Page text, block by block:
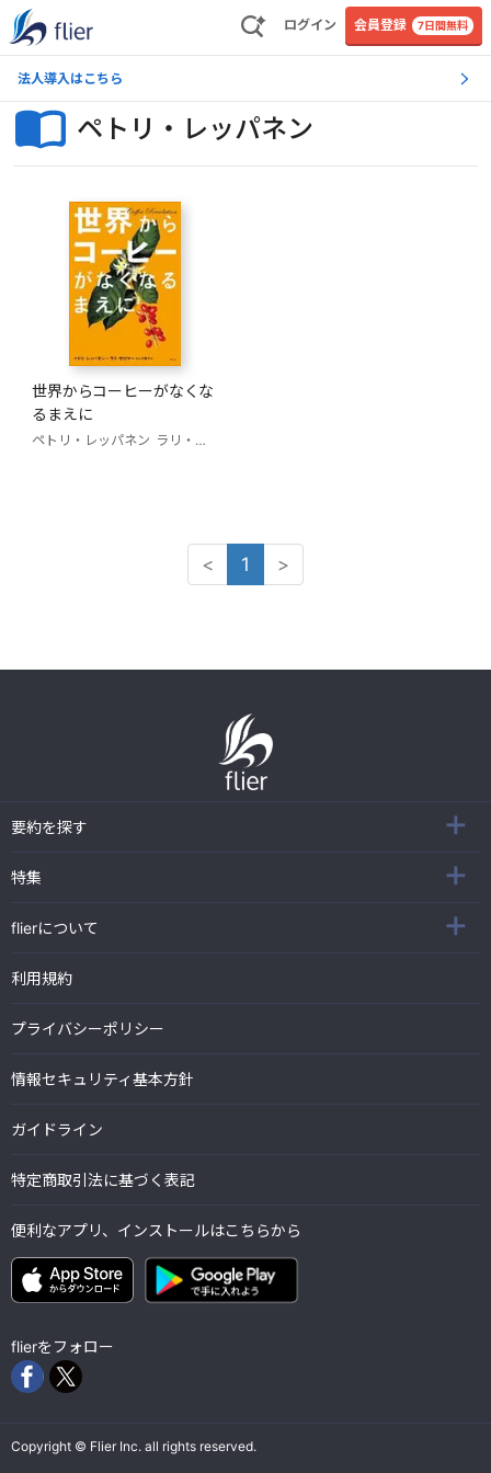
ログイン 会員登録 7日間無料
法人導入はこちら
ペトリ・レッパネン
世界からコーヒーがなくな
るまえに
ペトリ・レッパネン ラリ・サロマー
< 1 >
要約を探す
特集
flierについて
利用規約
プライバシーポリシー
情報セキュリティ基本方針
ガイドライン
特定商取引法に基づく表記
便利なアプリ、インストールはこちらから
flierをフォロー
Copyright © Flier Inc. all rights reserved.